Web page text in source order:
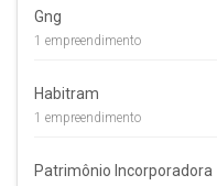
Gng
1 empreendimento
Habitram
1 empreendimento
Patrimônio Incorporadora